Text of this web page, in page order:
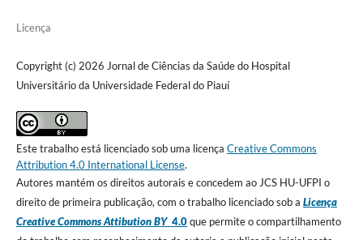
Licença
Copyright (c) 2026 Jornal de Ciências da Saúde do Hospital
Universitário da Universidade Federal do Piauí
Este trabalho está licenciado sob uma licença Creative Commons
Attribution 4.0 International License.
Autores mantém os direitos autorais e concedem ao JCS HU-UFPI o
direito de primeira publicação, com o trabalho licenciado sob a Licença
Creative Commons Attibution BY4.0que permite o compartilhamento